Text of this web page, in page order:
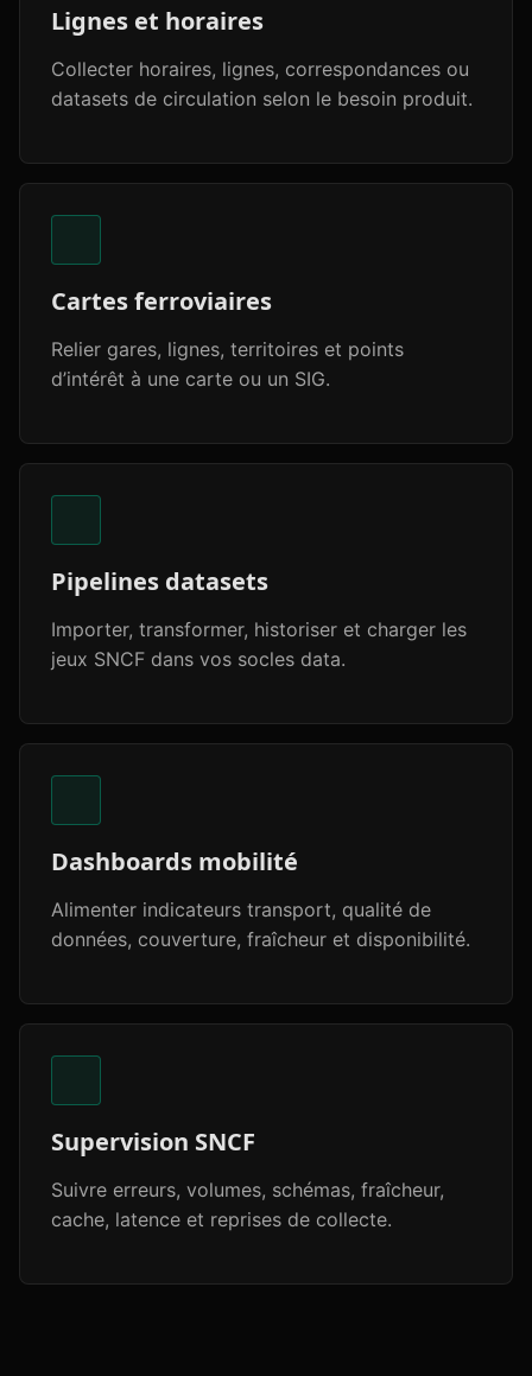
Lignes et horaires
Collecter horaires, lignes, correspondances ou
datasets de circulation selon le besoin produit.
Cartes ferroviaires
Relier gares, lignes, territoires et points
d’intérêt à une carte ou un SIG.
Pipelines datasets
Importer, transformer, historiser et charger les
jeux SNCF dans vos socles data.
Dashboards mobilité
Alimenter indicateurs transport, qualité de
données, couverture, fraîcheur et disponibilité.
Supervision SNCF
Suivre erreurs, volumes, schémas, fraîcheur,
cache, latence et reprises de collecte.